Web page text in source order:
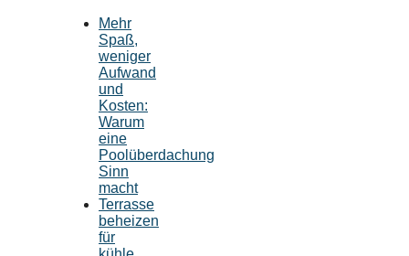
Mehr
Spaß,
weniger
Aufwand
und
Kosten:
Warum
eine
Poolüberdachung
Sinn
macht
Terrasse
beheizen
für